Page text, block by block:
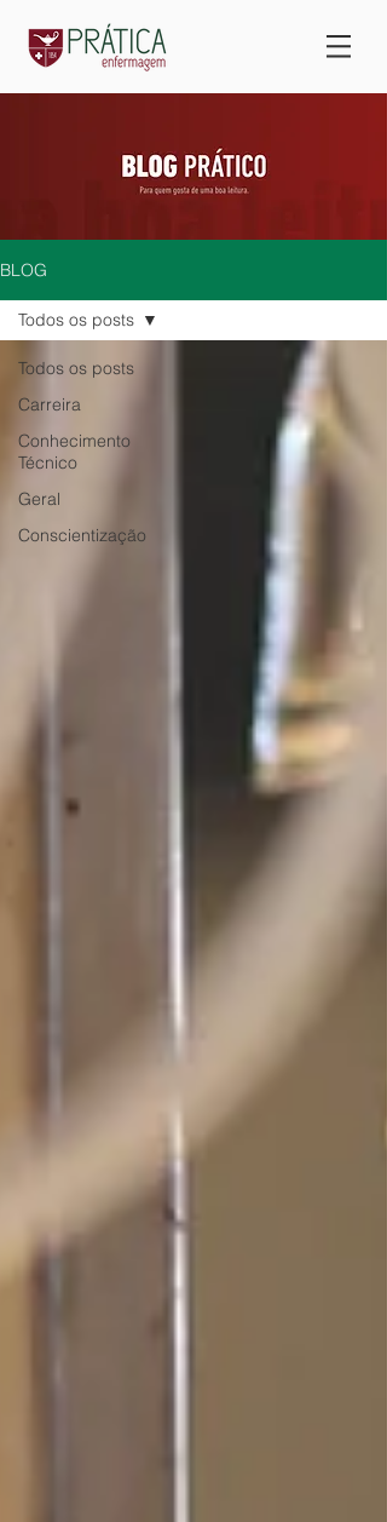
BLOG
Todos os posts
Carreira
Conhecimento
Técnico
Geral
Conscientização
Todos os posts